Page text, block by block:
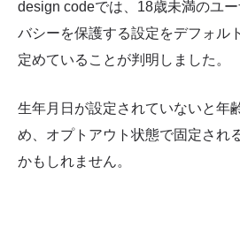
design codeでは、18歳未満のユ
バシーを保護する設定をデフォル
定めていることが判明しました。
生年月日が設定されていないと年
め、オプトアウト状態で固定され
かもしれません。